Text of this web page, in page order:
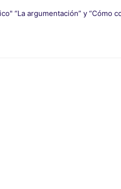
“La argumentación” y “Cómo